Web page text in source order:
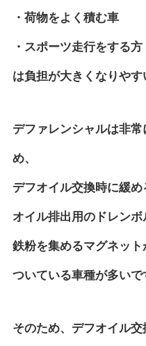
・荷物をよく積む車
・スポーツ走行をする方
は負担が大きくなりやす
デファレンシャルは非
め、
デフオイル交換時に緩め
オイル排出用のドレンボ
鉄粉を集めるマグネット
ついている車種が多いで
そのため、デフオイル